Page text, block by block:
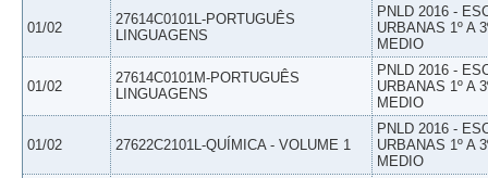
01/02
27614C0101L-PORTUGUÊS
LINGUAGENS
PNLD 2016 -
URBANAS 1º A
MEDIO
01/02
27614C0101M-PORTUGUÊS
LINGUAGENS
PNLD 2016 -
URBANAS 1º A
MEDIO
01/02 27622C2101L-QUÍMICA - VOLUME 1
PNLD 2016 -
URBANAS 1º A
MEDIO